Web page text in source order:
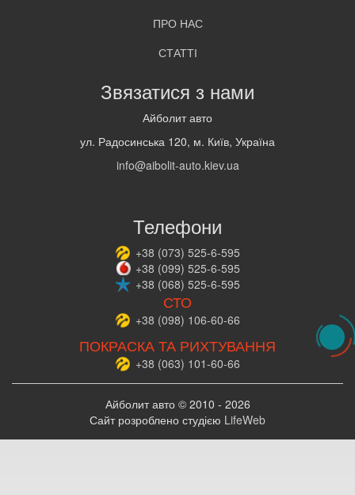
ПРО НАС
СТАТТІ
Звязатися з нами
Айболит авто
ул. Радосинська 120, м. Київ, Україна
info@aibolit-auto.kiev.ua
Телефони
+38 (073) 525-6-595
+38 (099) 525-6-595
+38 (068) 525-6-595
СТО
+38 (098) 106-60-66
ПОКРАСКА ТА РИХТУВАННЯ
+38 (063) 101-60-66
Айболит авто © 2010 - 2026
Сайт розроблено студією LifeWeb